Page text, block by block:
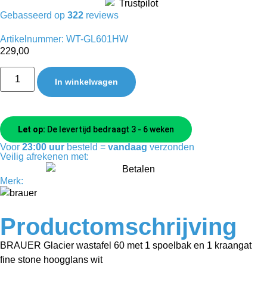
Gebasseerd op 322 reviews
Artikelnummer: WT-GL601HW
229,00
In winkelwagen
Let op: De levertijd bedraagt 3 - 6 weken
Voor 23:00 uur besteld = vandaag verzonden
Veilig afrekenen met:
Merk:
Productomschrijving
BRAUER Glacier wastafel 60 met 1 spoelbak en 1 kraangat
fine stone hoogglans wit